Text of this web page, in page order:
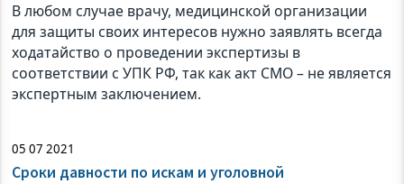
В любом случае врачу, медицинской организации
для защиты своих интересов нужно заявлять всегда
ходатайство о проведении экспертизы в
соответствии с УПК РФ, так как акт СМО – не является
экспертным заключением.
05 07 2021
Сроки давности по искам и уголовной